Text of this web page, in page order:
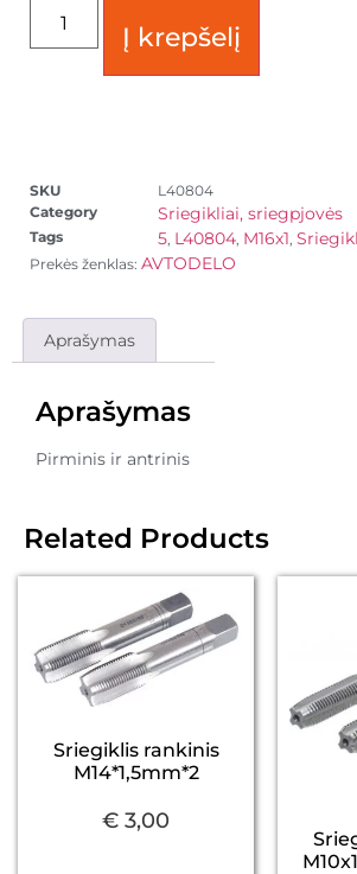
Į krepšelį
SKU
L40804
Category
Sriegikliai, sriegpjovės
Tags 5 L40804 M16x1
Prekės ženklas: AVTODELO
Aprašymas
Aprašymas
Pirminis ir antrinis
Related Products
Sriegiklis rankinis
M14*1,5mm*2
€ 3,00